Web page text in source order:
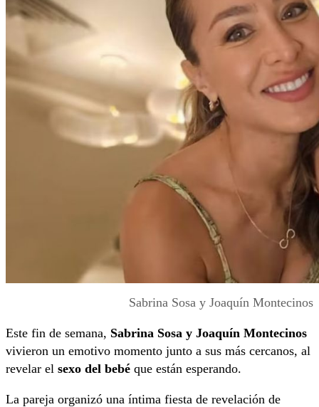
Sabrina Sosa y Joaquín Montecinos
Este fin de semana, Sabrina Sosa y Joaquín Montecinos
vivieron un emotivo momento junto a sus más cercanos, al
revelar el sexo del bebé que están esperando.
La pareja organizó una íntima fiesta de revelación de